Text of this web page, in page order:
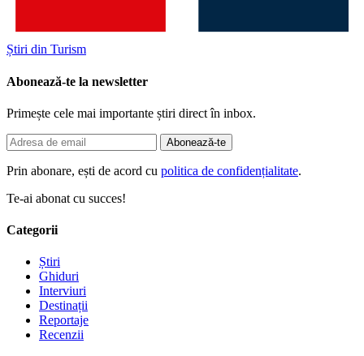
Știri din Turism
Abonează-te la newsletter
Primește cele mai importante știri direct în inbox.
Abonează-te
Prin abonare, ești de acord cu politica de confidențialitate.
Te-ai abonat cu succes!
Categorii
Știri
Ghiduri
Interviuri
Destinații
Reportaje
Recenzii